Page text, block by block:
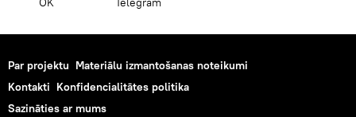
Par projektu Materiālu izmantošanas noteikumi
Kontakti Konfidencialitātes politika
Sazināties ar mums